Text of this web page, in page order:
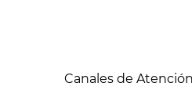
Canales de Atención